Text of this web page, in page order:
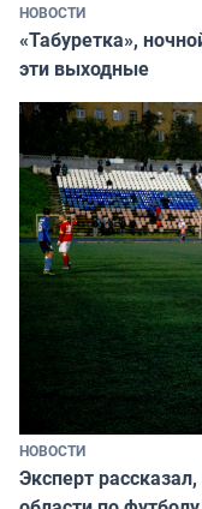
НОВОСТИ
«Табуретка»,
эти выходные
НОВОСТИ
Эксперт